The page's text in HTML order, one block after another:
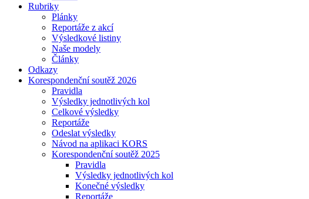
Rubriky
Plánky
Reportáže z akcí
Výsledkové listiny
Naše modely
Články
Odkazy
Korespondenční soutěž 2026
Pravidla
Výsledky jednotlivých kol
Celkové výsledky
Reportáže
Odeslat výsledky
Návod na aplikaci KORS
Korespondenční soutěž 2025
Pravidla
Výsledky jednotlivých kol
Konečné výsledky
Reportáže